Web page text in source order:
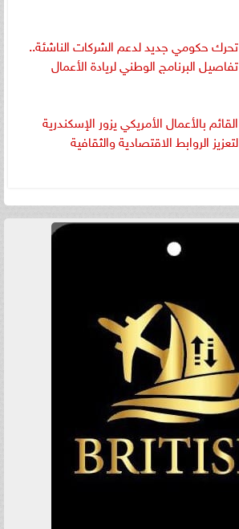
تحرك حكومي جديد لدعم الشركات الناشئة..
تفاصيل البرنامج الوطني لريادة الأعمال
القائم بالأعمال الأمريكي يزور الإسكندرية
لتعزيز الروابط الاقتصادية والثقافية